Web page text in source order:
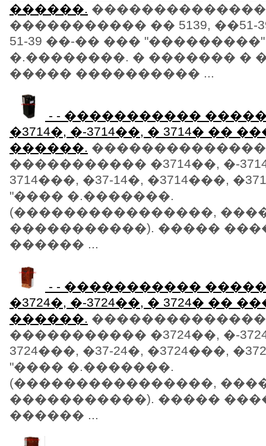
������. ��������������
����������� �� 5139, ��51-
51-39 ��-�� ��� "���������"
�.��������. � ������� �
����� ���������� ...
- - �����������
�3714�, �-3714��, � 3714� ��
������. ��������������
����������� �3714��, �-
3714���, �37-14�, �3714���,
"���� �.�������.
(����������������,
�����������). �����
������ ...
- - �����������
�3724�, �-3724��, � 3724� ��
������. ��������������
����������� �3724��, �-
3724���, �37-24�, �3724���,
"���� �.�������.
(����������������,
�����������). �����
������ ...